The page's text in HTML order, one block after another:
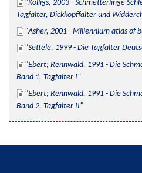
Kolligs, 2003 - Schmetterlinge
Tagfalter, Dickkopffalter und
Asher, 2001 - Millennium atlas of
Settele, 1999 - Die Tagfalter
Ebert; Rennwald, 1991 - Die
Band 1, Tagfalter I
Ebert; Rennwald, 1991 - Die
Band 2, Tagfalter II